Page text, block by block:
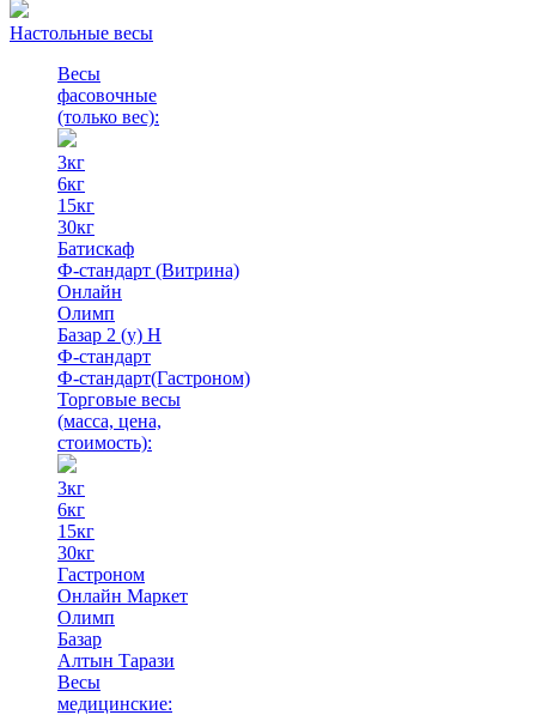
Настольные весы
Весы
фасовочные
(только вес):
3кг
6кг
15кг
30кг
Батискаф
Ф-стандарт (Витрина)
Онлайн
Олимп
Базар 2 (у) Н
Ф-стандарт
Ф-стандарт(Гастроном)
Торговые весы
(масса, цена,
стоимость):
3кг
6кг
15кг
30кг
Гастроном
Онлайн Маркет
Олимп
Базар
Алтын Тарази
Весы
медицинские: